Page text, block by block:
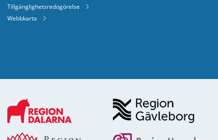
Tillgänglighetsredogörelse
Webbkarta